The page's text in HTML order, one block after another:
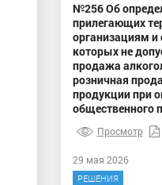
№256 Об
прилегающих
организациям и
которых не
продажа
розничная
продукции при
общественного
Просмотр
29 мая 2026
РЕШЕНИЯ